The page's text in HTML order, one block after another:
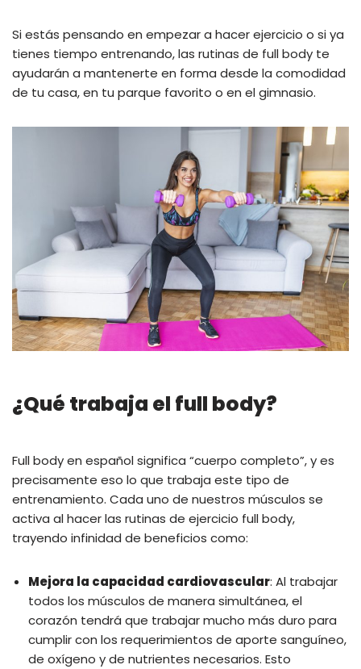
Si estás pensando en empezar a hacer ejercicio o si ya
tienes tiempo entrenando, las rutinas de full body te
ayudarán a mantenerte en forma desde la comodidad
de tu casa, en tu parque favorito o en el gimnasio.
¿Qué trabaja el full body?
Full body en español significa “cuerpo completo”, y es
precisamente eso lo que trabaja este tipo de
entrenamiento. Cada uno de nuestros músculos se
activa al hacer las rutinas de ejercicio full body,
trayendo infinidad de beneficios como:
Mejora la capacidad cardiovascular: Al trabajar
todos los músculos de manera simultánea, el
corazón tendrá que trabajar mucho más duro para
cumplir con los requerimientos de aporte sanguíneo,
de oxígeno y de nutrientes necesarios. Esto